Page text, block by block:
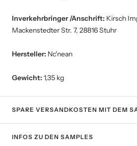
Inverkehrbringer /Anschrift: Kirsch
Mackenstedter Str. 7, 28816 Stuhr
Hersteller: Nc'nean
Gewicht: 1,35 kg
SPARE VERSANDKOSTEN MIT DEM
INFOS ZU DEN SAMPLES